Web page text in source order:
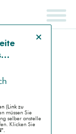
(Link zu
müssen Sie
selber anstelle
Klicken Sie